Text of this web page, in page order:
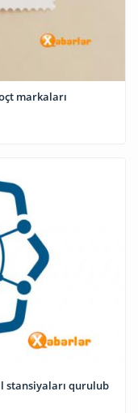
markaları
stansiyaları qurulub